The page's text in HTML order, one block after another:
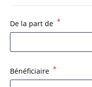
De la part de *
Bénéficiaire *